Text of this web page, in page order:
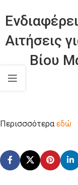
Αιτήσεις
Βίου
Περισσσότερα εδώ